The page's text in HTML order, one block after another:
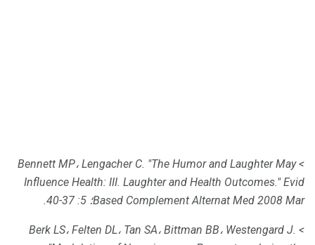
> Bennett MP، Lengacher C. "The Humor and Laughter May
Influence Health: III. Laughter and Health Outcomes." Evid
Based Complement Alternat Med 2008 Mar؛ 5: 37-40.
> Berk LS، Felten DL، Tan SA، Bittman BB، Westengard J.